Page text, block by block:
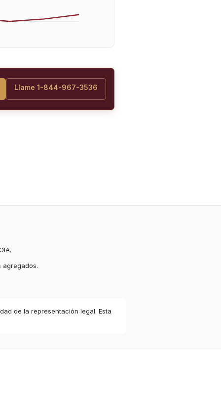
Llame 1-844-967-3536
agregados.
de la representación legal. Esta